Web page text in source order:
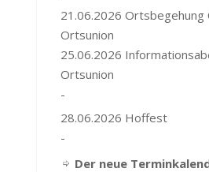
21.06.2026 Ortsbegehung
Ortsunion
25.06.2026
Ortsunion
-
28.06.2026 Hoffest
-
Der neue